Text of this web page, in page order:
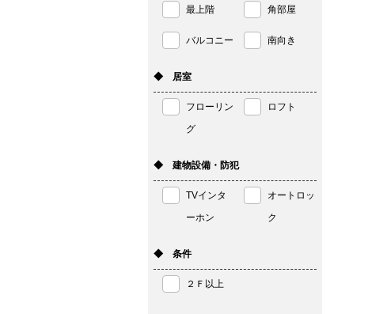
最上階 角部屋
バルコニー 南向き
◆ 居室
フローリン
グ
ロフト
◆ 建物設備・防犯
TVインタ
ーホン
オートロッ
ク
◆ 条件
２Ｆ以上